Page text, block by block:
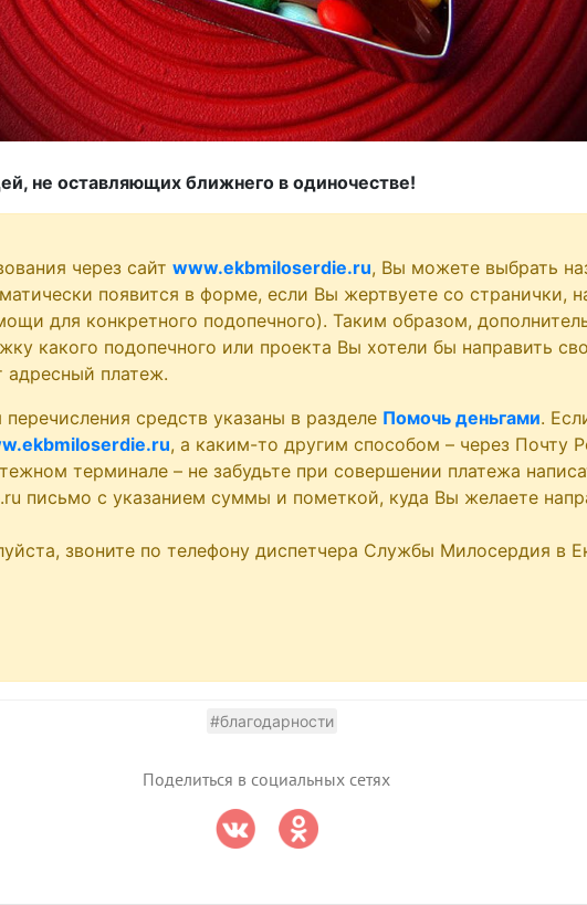
не оставляющих ближнего в одиночестве!
через сайт www.ekbmiloserdie.ru, Вы можете выбрать
появится в форме, если Вы жертвуете со странички,
для конкретного подопечного). Таким образом,
какого подопечного или проекта Вы хотели бы направить
адресный платеж.
средств указаны в разделе Помочь деньгами.
, а каким-то другим способом – через Почту
терминале – не забудьте при совершении платежа
письмо с указанием суммы и пометкой, куда Вы желаете
звоните по телефону диспетчера Службы Милосердия в
#благодарности
Поделиться в социальных сетях